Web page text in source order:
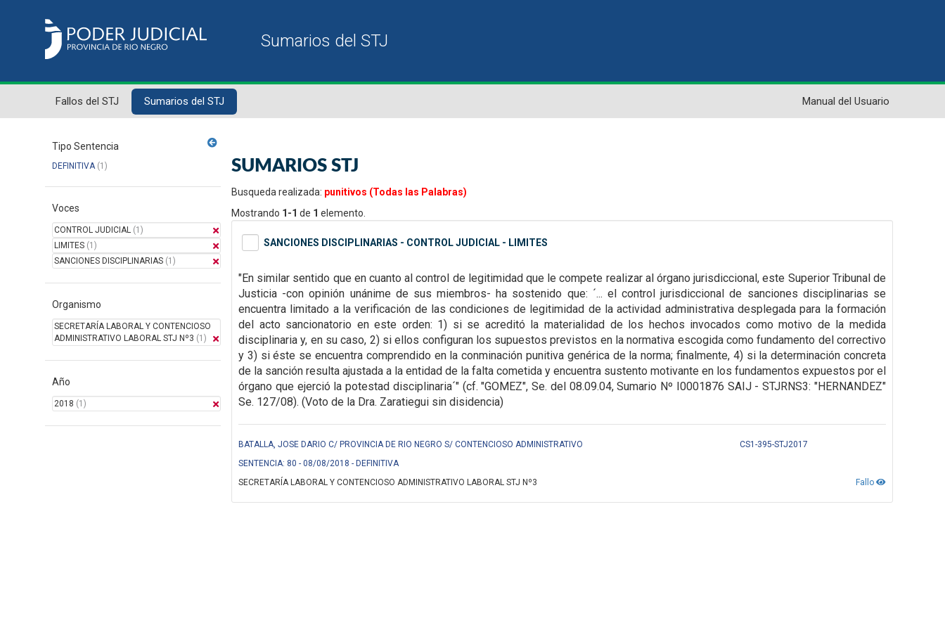
Fallos del STJ Sumarios del STJ Manual del Usuario
Tipo Sentencia
DEFINITIVA(1)
Voces
CONTROL JUDICIAL (1)
LIMITES (1)
SANCIONES DISCIPLINARIAS (1)
Organismo
SECRETARÍA LABORAL Y CONTENCIOSO
ADMINISTRATIVO LABORAL STJ Nº3 (1)
Año
2018 (1)
SUMARIOS STJ
Busqueda realizada: punitivos (Todas las Palabras)
Mostrando 1-1 de 1 elemento.
SANCIONES DISCIPLINARIAS - CONTROL JUDICIAL - LIMITES
"En similar sentido que en cuanto al control de legitimidad que le compete realizar al órgano jurisdiccional, este Superior Tribunal de
Justicia -con opinión unánime de sus miembros- ha sostenido que: ´... el control jurisdiccional de sanciones disciplinarias se
encuentra limitado a la verificación de las condiciones de legitimidad de la actividad administrativa desplegada para la formación
del acto sancionatorio en este orden: 1) si se acreditó la materialidad de los hechos invocados como motivo de la medida
disciplinaria y, en su caso, 2) si ellos configuran los supuestos previstos en la normativa escogida como fundamento del correctivo
y 3) si éste se encuentra comprendido en la conminación punitiva genérica de la norma; finalmente, 4) si la determinación concreta
de la sanción resulta ajustada a la entidad de la falta cometida y encuentra sustento motivante en los fundamentos expuestos por el
órgano que ejerció la potestad disciplinaria´" (cf. "GOMEZ", Se. del 08.09.04, Sumario Nº I0001876 SAIJ - STJRNS3: "HERNANDEZ"
Se. 127/08). (Voto de la Dra. Zaratiegui sin disidencia)
BATALLA, JOSE DARIO C/ PROVINCIA DE RIO NEGRO S/ CONTENCIOSO ADMINISTRATIVO
CS1-395-STJ2017
SENTENCIA: 80 - 08/08/2018 - DEFINITIVA
Fallo
SECRETARÍA LABORAL Y CONTENCIOSO ADMINISTRATIVO LABORAL STJ Nº3